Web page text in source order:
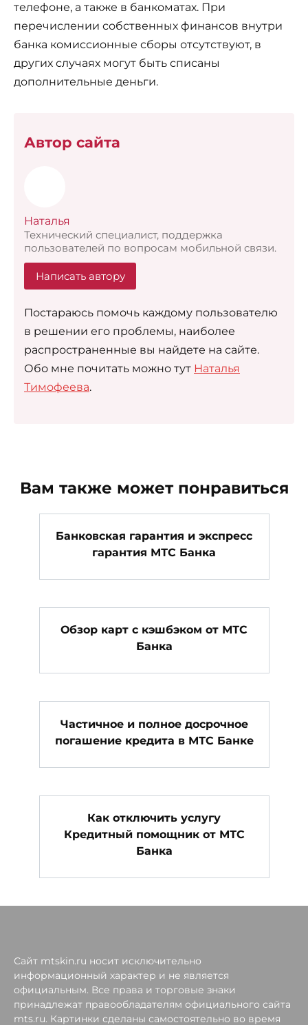
телефоне, а также в банкоматах. При
перечислении собственных финансов внутри
банка комиссионные сборы отсутствуют, в
других случаях могут быть списаны
дополнительные деньги.
Автор сайта
Наталья
Технический специалист, поддержка
пользователей по вопросам мобильной связи.
Написать автору
Постараюсь помочь каждому пользователю
в решении его проблемы, наиболее
распространенные вы найдете на сайте.
Обо мне почитать можно тут Наталья
Тимофеева.
Вам также может понравиться
Банковская гарантия и экспресс
гарантия МТС Банка
Обзор карт с кэшбэком от МТС
Банка
Частичное и полное досрочное
погашение кредита в МТС Банке
Как отключить услугу
Кредитный помощник от МТС
Банка
Сайт mtskin.ru носит исключительно
информационный характер и не является
официальным. Все права и торговые знаки
принадлежат правообладателям официального сайта
mts.ru. Картинки сделаны самостоятельно во время